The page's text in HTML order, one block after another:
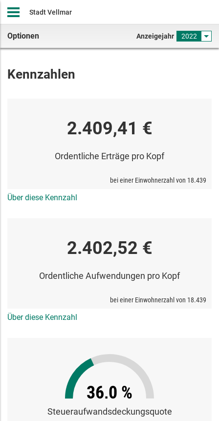
Stadt Vellmar
Optionen Anzeigejahr 2022
Kennzahlen
Ordentliche Erträge pro Kopf
2.409,41 €
bei einer Einwohnerzahl von 18.439
Über diese Kennzahl
Ordentliche Aufwendungen pro Kopf
2.402,52 €
bei einer Einwohnerzahl von 18.439
Über diese Kennzahl
Steueraufwandsdeckungsquote
36,0 %